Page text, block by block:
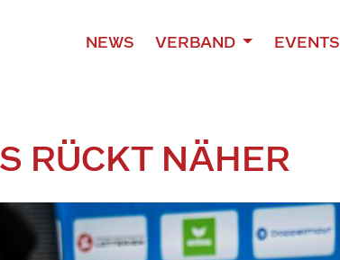
NEWS VERBAND EVENTS
RÜCKT NÄHER